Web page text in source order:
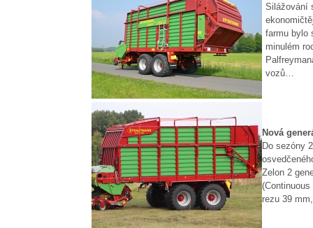
Silážování
farmu bylo
minulém
vozů…
Nová
Do sezóny
Zelon 2
rezu 39